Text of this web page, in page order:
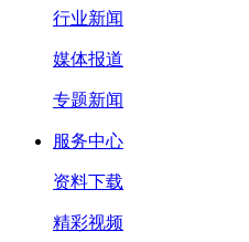
行业新闻
媒体报道
专题新闻
服务中心
资料下载
精彩视频